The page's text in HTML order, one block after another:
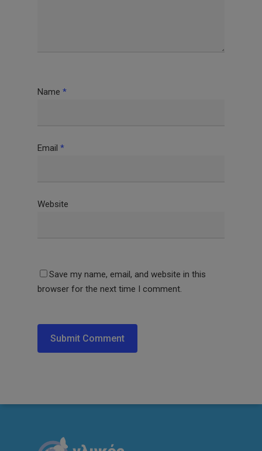
Name *
Email *
Website
Save my name, email, and website in this
browser for the next time I comment.